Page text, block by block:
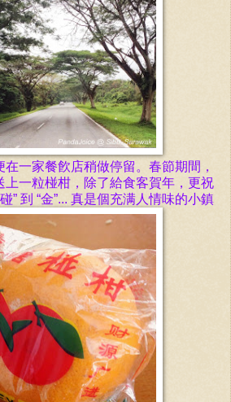
在一家餐飮店稍做停留。春節期間，
上一粒椪柑，除了給食客賀年，更祝
” 到 “金”... 真是個充满人情味的小鎮